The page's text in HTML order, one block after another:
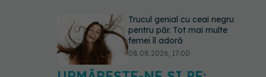
Trucul genial cu ceai negru
pentru păr. Tot mai multe
femei îl adoră
08.08.2026, 17:00